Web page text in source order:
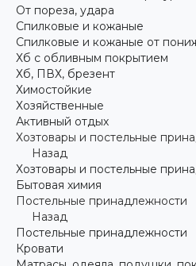
От пореза, удара
Спилковые и кожаные
Спилковые и кожаные от
Хб с обливным покрытием
Хб, ПВХ, брезент
Химостойкие
Хозяйственные
Активный отдых
Хозтовары и постельные
Назад
Хозтовары и постельные
Бытовая химия
Постельные принадлежности
Назад
Постельные принадлежности
Кровати